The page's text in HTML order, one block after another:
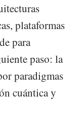
plataformas
para
paso: la
paradigmas
cuántica y